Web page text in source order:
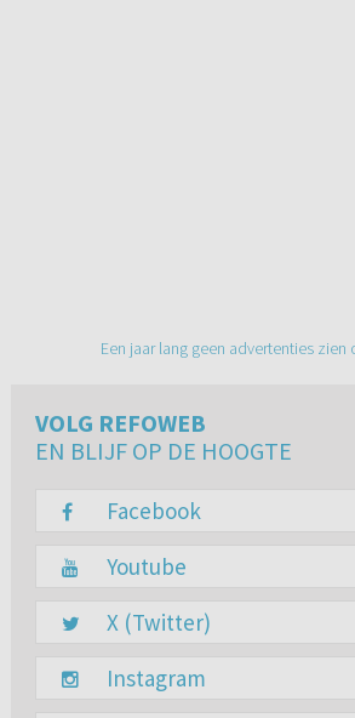
Een jaar lang geen advertenties zien
VOLG REFOWEB
EN BLIJF OP DE HOOGTE
Facebook
Youtube
X (Twitter)
Instagram